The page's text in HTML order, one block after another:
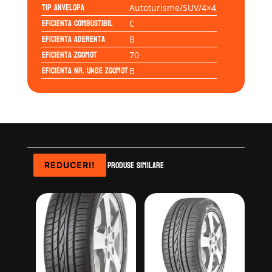
Tip anvelopa Autoturisme/SUV/4×4
Eficienta Combustibil C
Eficienta Aderenta B
Eficienta Zgomot 70
Eficienta Nr. Unde ZgomotB
Produse similare
REDUCERI!
REDUCERI!